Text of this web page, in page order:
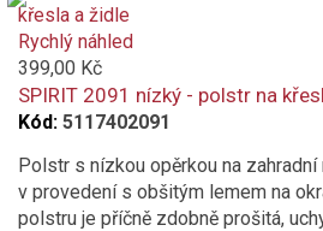
is
added
to
compare
Rychlý náhled
399,00 Kč
SPIRIT 2091 nízký - polstr na
Kód: 5117402091
Polstr s nízkou opěrkou na
v provedení s obšitým lemem na
polstru je příčně zdobně prošitá,